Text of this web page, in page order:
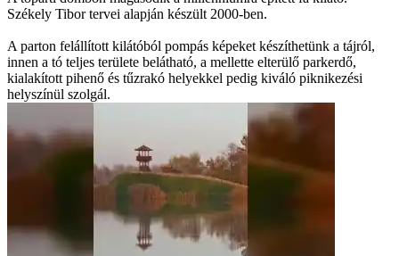
Székely Tibor tervei alapján készült 2000-ben.
A parton felállított kilátóból pompás képeket készíthetünk a tájról,
innen a tó teljes területe belátható, a mellette elterülő parkerdő,
kialakított pihenő és tűzrakó helyekkel pedig kiváló piknikezési
helyszínül szolgál.